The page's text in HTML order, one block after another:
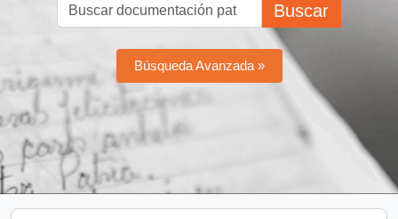
Buscar
Búsqueda Avanzada »